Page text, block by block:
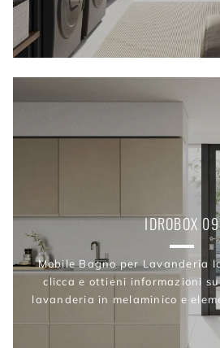
IDROBOX 09
Mobile Bagno per Lavanderia
clicca e ottieni informazioni
lavanderia in melaminico e